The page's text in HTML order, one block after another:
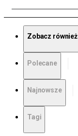
Zobacz również
Polecane
Najnowsze
Tagi